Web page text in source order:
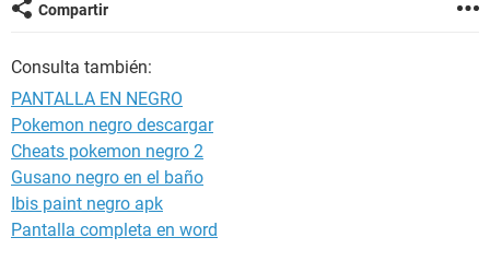
Compartir
Consulta también:
PANTALLA EN NEGRO
Pokemon negro descargar
Cheats pokemon negro 2
Gusano negro en el baño
Ibis paint negro apk
Pantalla completa en word